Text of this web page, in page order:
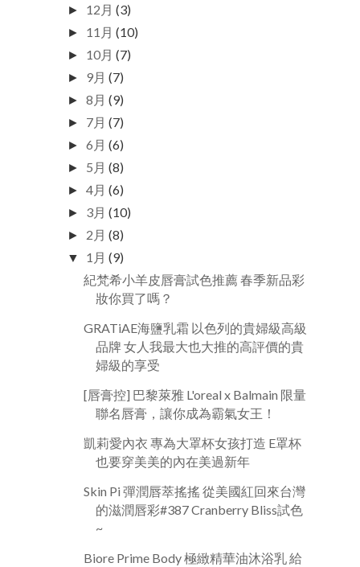
► 12月 (3)
► 11月 (10)
► 10月 (7)
► 9月 (7)
►8月 (9)
► 7月 (7)
►6月 (6)
► 5月 (8)
►4月 (6)
► 3月 (10)
► 2月 (8)
▼ 1月 (9)
紀梵希小羊皮唇膏試色推薦 春季新品彩
妝你買了嗎？
GRATiAE海鹽乳霜 以色列的貴婦級高級
品牌 女人我最大也大推的高評價的貴
婦級的享受
[唇膏控] 巴黎萊雅 L'oreal x Balmain 限量
聯名唇膏，讓你成為霸氣女王！
凱莉愛內衣 專為大罩杯女孩打造 E罩杯
也要穿美美的內在美過新年
Skin Pi 彈潤唇萃搖搖 從美國紅回來台灣
的滋潤唇彩#387 Cranberry Bliss試色
~
Biore Prime Body 極緻精華油沐浴乳 給